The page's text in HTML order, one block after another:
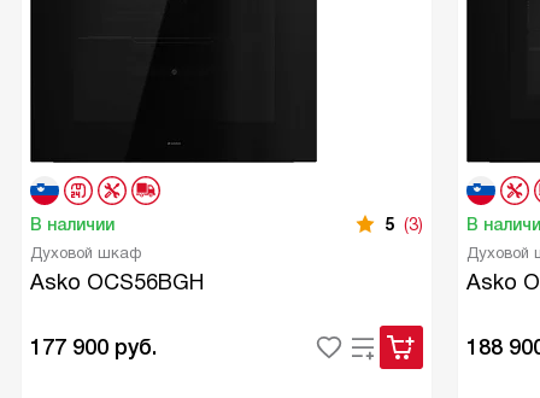
В наличии 5 (3)
Духовой шкаф
Asko OCS56BGH
177 900 руб.
В
Духовой
Asko
188